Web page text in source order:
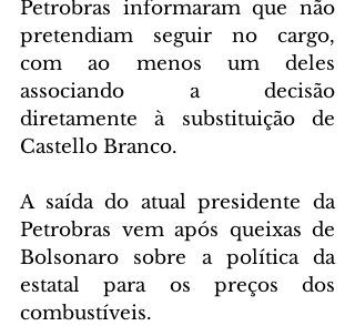
Petrobras informaram que não
pretendiam seguir no cargo,
com ao menos um deles
associando a decisão
diretamente à substituição de
Castello Branco.
A saída do atual presidente da
Petrobras vem após queixas de
Bolsonaro sobre a política da
estatal para os preços dos
combustíveis.